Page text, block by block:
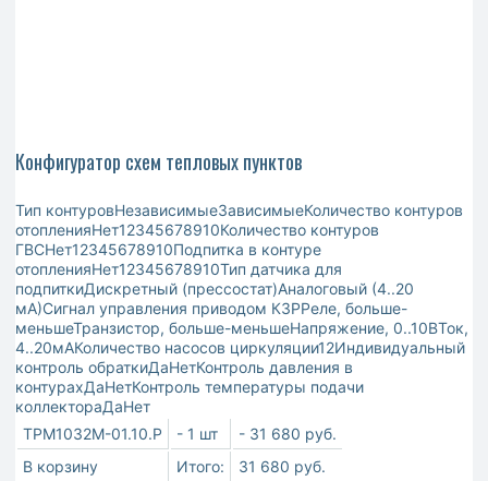
Конфигуратор схем тепловых пунктов
Тип контуровНезависимыеЗависимыеКоличество контуров
отопленияНет12345678910Количество контуров
ГВСНет12345678910Подпитка в контуре
отопленияНет12345678910Тип датчика для
подпиткиДискретный (прессостат)Аналоговый (4..20
мА)Сигнал управления приводом КЗРРеле, больше-
меньшеТранзистор, больше-меньшеНапряжение, 0..10ВТок,
4..20мАКоличество насосов циркуляции12Индивидуальный
контроль обраткиДаНетКонтроль давления в
контурахДаНетКонтроль температуры подачи
коллектораДаНет
ТРМ1032М-01.10.Р
- 1 шт
- 31 680 руб.
В корзину
Итого:
31 680 руб.